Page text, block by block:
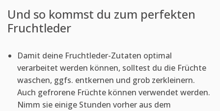
Und so kommst du zum perfekten
Fruchtleder
Damit deine Fruchtleder-Zutaten optimal
verarbeitet werden können, solltest du die Früchte
waschen, ggfs. entkernen und grob zerkleinern.
Auch gefrorene Früchte können verwendet werden.
Nimm sie einige Stunden vorher aus dem